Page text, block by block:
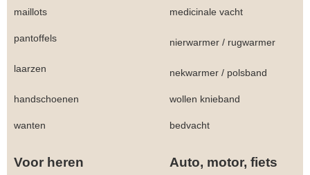
maillots medicinale vacht
pantoffels nierwarmer / rugwarmer
laarzen nekwarmer / polsband
handschoenen wollen knieband
wanten bedvacht
Voor heren Auto, motor, fiets